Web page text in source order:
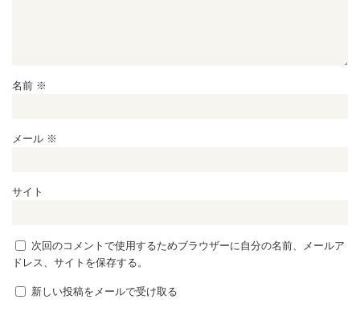
名前 ※
メール ※
サイト
次回のコメントで使用するためブラウザーに自分の名前、メールア
ドレス、サイトを保存する。
新しい投稿をメールで受け取る